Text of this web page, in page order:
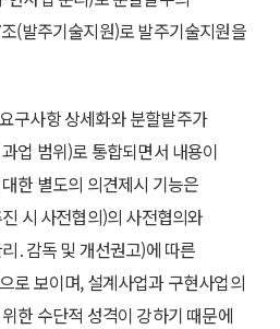
(발주기술지원)로 발주기술지원을
구사항 상세화와 분할발주가
업 범위)로 통합되면서 내용이
한 별도의 의견제시 기능은
시 사전협의)의 사전협의와
․감독 및 개선권고)에 따른
로 보이며, 설계사업과 구현사업의
한 수단적 성격이 강하기 때문에